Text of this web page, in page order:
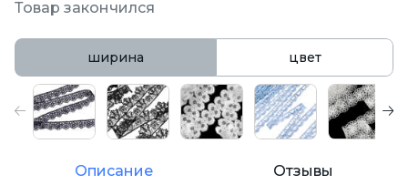
Товар закончился
ширина цвет
Описание Отзывы